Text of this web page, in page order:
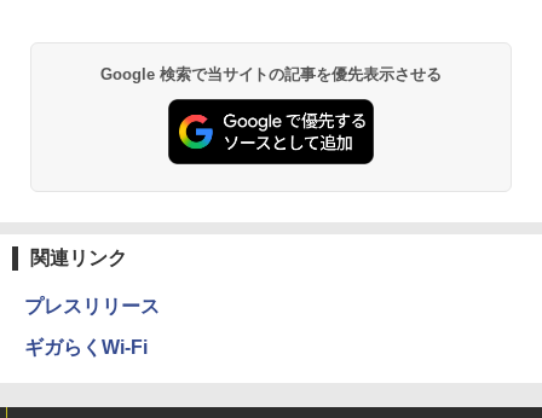
Google 検索で当サイトの記事を優先表示させる
関連リンク
プレスリリース
ギガらくWi-Fi